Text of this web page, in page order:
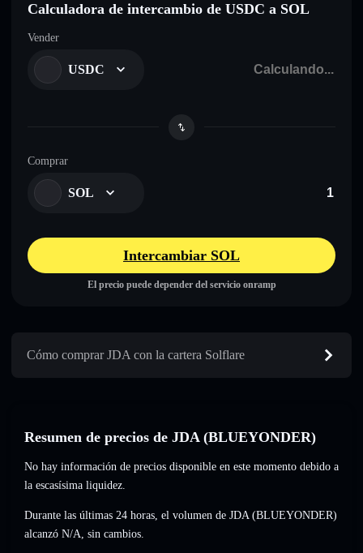
Calculadora de intercambio de USDC a SOL
Vender
USDC
Comprar
SOL
Intercambiar SOL
El precio puede depender del servicio onramp
Cómo comprar JDA con la cartera Solflare
Resumen de precios de JDA (BLUEYONDER)
No hay información de precios disponible en este momento debido a
la escasísima liquidez.
Durante las últimas 24 horas, el volumen de JDA (BLUEYONDER)
alcanzó N/A, sin cambios.